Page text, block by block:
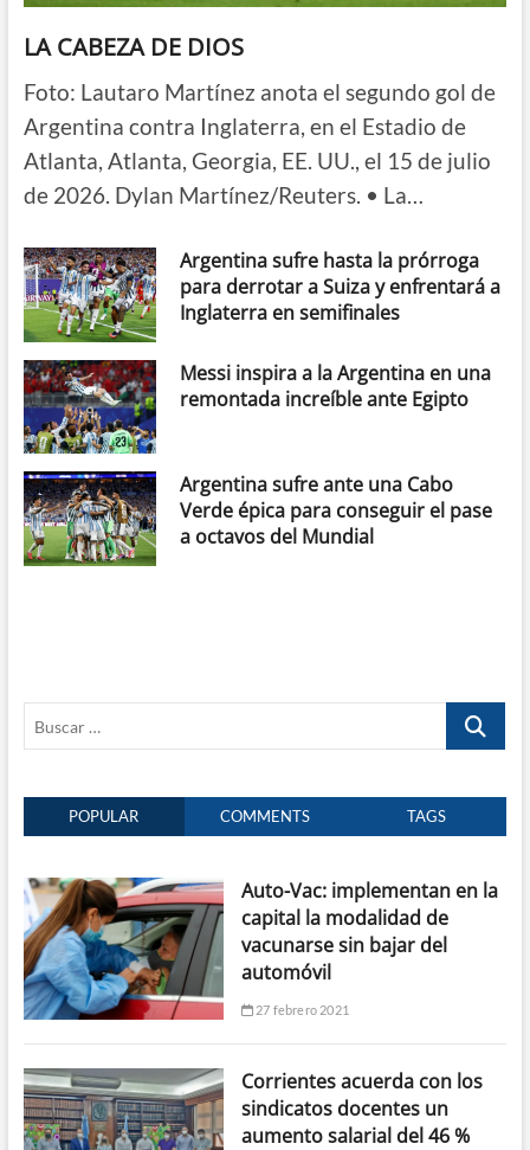
LA CABEZA DE DIOS
Foto: Lautaro Martínez anota el segundo gol de
Argentina contra Inglaterra, en el Estadio de
Atlanta, Atlanta, Georgia, EE. UU., el 15 de julio
de 2026. Dylan Martínez/Reuters. • La…
Argentina sufre hasta la prórroga
para derrotar a Suiza y enfrentará a
Inglaterra en semifinales
Messi inspira a la Argentina en una
remontada increíble ante Egipto
Argentina sufre ante una Cabo
Verde épica para conseguir el pase
a octavos del Mundial
Buscar
POPULAR COMMENTS TAGS
Auto-Vac: implementan en la
capital la modalidad de
vacunarse sin bajar del
automóvil
27 febrero 2021
Corrientes acuerda con los
sindicatos docentes un
aumento salarial del 46 %